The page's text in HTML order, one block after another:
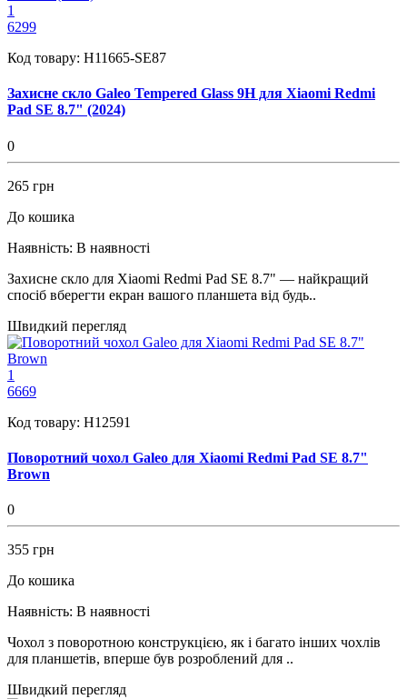
1
6299
Код товару: H11665-SE87
Захисне скло Galeo Tempered Glass 9H для Xiaomi Redmi
Pad SE 8.7" (2024)
0
265 грн
До кошика
Наявність: В наявності
Захисне скло для Xiaomi Redmi Pad SE 8.7" — найкращий
спосіб вберегти екран вашого планшета від будь..
Швидкий перегляд
1
6669
Код товару: H12591
Поворотний чохол Galeo для Xiaomi Redmi Pad SE 8.7"
Brown
0
355 грн
До кошика
Наявність: В наявності
Чохол з поворотною конструкцією, як і багато інших чохлів
для планшетів, вперше був розроблений для ..
Швидкий перегляд